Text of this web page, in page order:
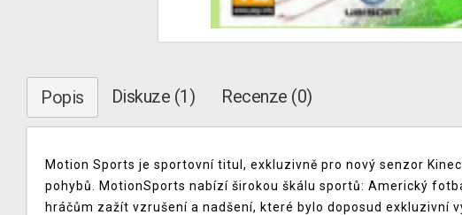
Popis Diskuze (1) Recenze (0)
Motion Sports je sportovní titul, exkluzivně pro nový senzor
pohybů. MotionSports nabízí širokou škálu sportů: Americký
hráčům zažít vzrušení a nadšení, které bylo doposud exkluzivní